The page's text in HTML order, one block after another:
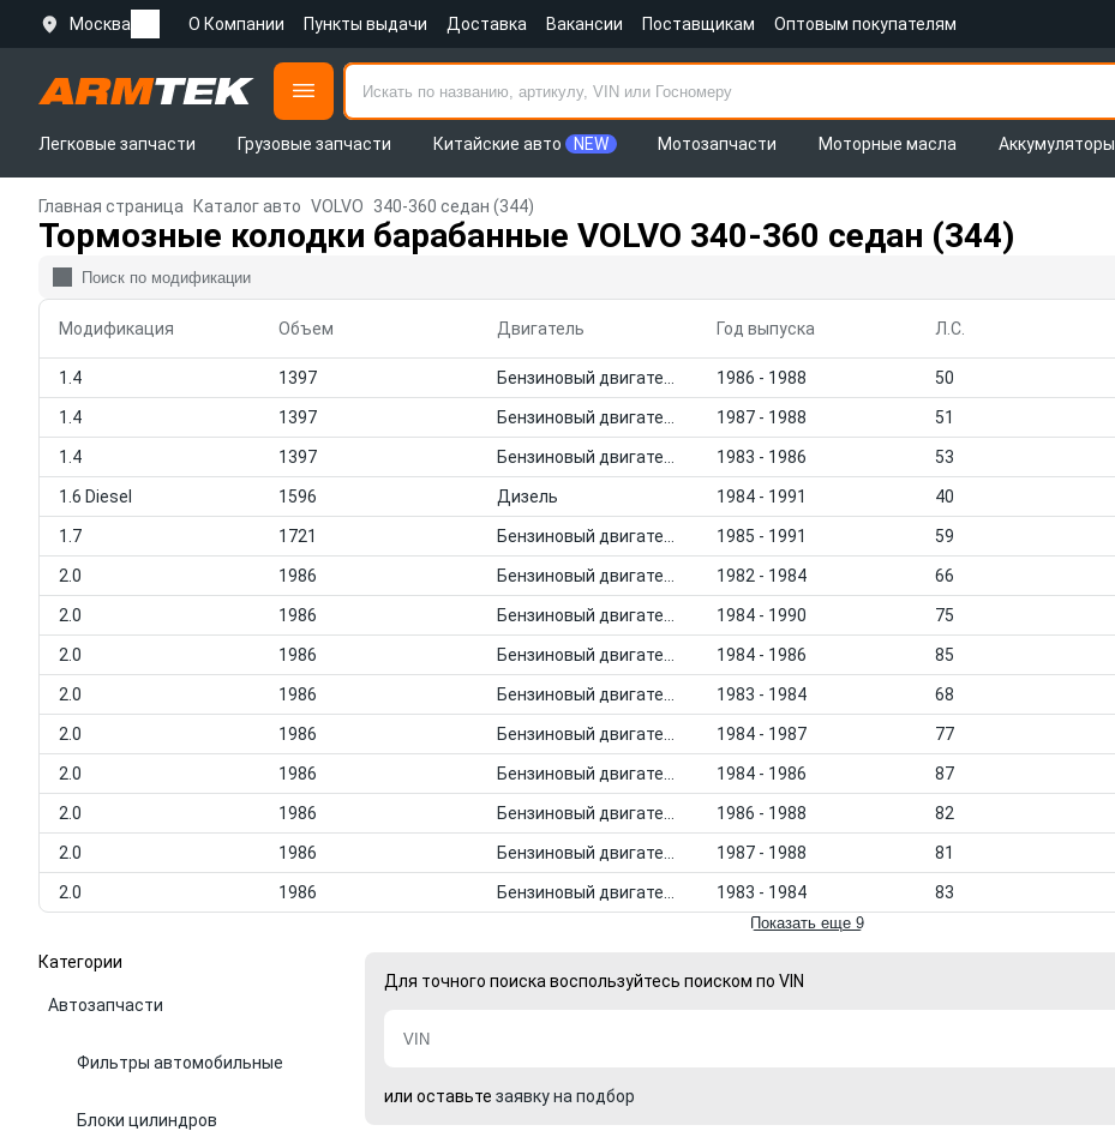
Москва О Компании Пункты выдачи Доставка Вакансии Поставщикам Оптовым покупателям
Легковые запчасти
Грузовые запчасти Китайские авто NEW Мотозапчасти Моторные масла Аккумуляторы
Главная страница Каталог авто VOLVO 340-360 седан (344)
Тормозные колодки барабанные VOLVO 340-360 седан (344)
Модификация Объем Двигатель Год выпуска Л.С.
1.4 1397 1986 - 1988 50
1.4 1397 1987 - 1988 51
1.4 1397 1983 - 1986 53
1.6 Diesel 1596 Дизель 1984 - 1991 40
1.7 1721 1985 - 1991 59
2.0 1986 1982 - 1984 66
2.0 1986 1984 - 1990 75
2.0 1986 1984 - 1986 85
2.0 1986 1983 - 1984 68
2.0 1986 1984 - 1987 77
2.0 1986 1984 - 1986 87
2.0 1986 1986 - 1988 82
2.0 1986 1987 - 1988 81
2.0 1986 1983 - 1984 83
Показать еще 9
Категории
Автозапчасти
Фильтры автомобильные
Блоки цилиндров
Для точного поиска воспользуйтесь поиском по VIN
или оставьте заявку на подбор